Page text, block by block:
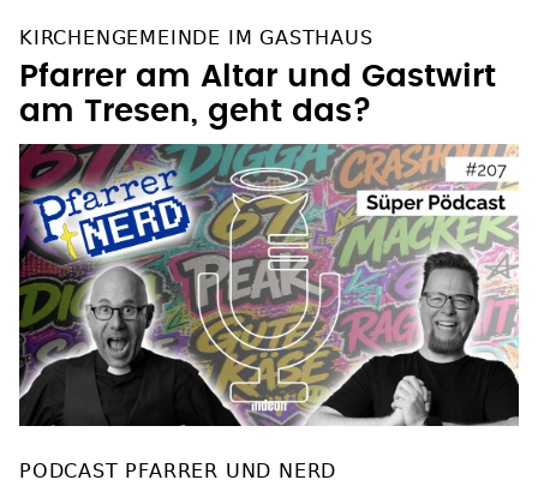
KIRCHENGEMEINDE IM GASTHAUS
Pfarrer am Altar und Gastwirt
am Tresen, geht das?